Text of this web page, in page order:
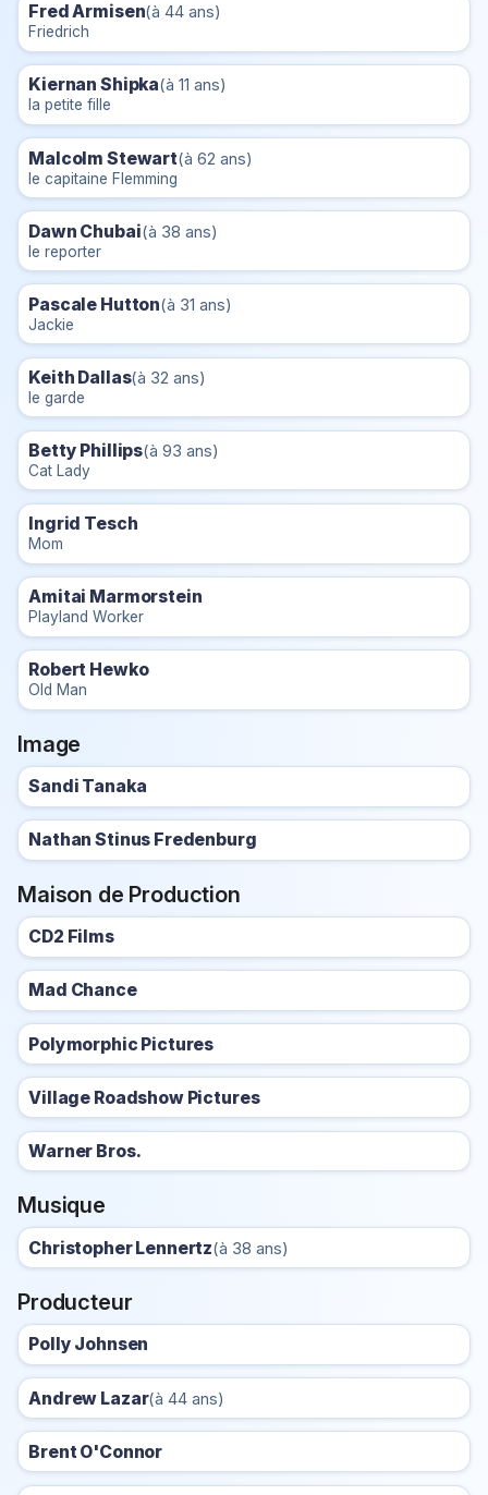
Fred Armisen(à 44 ans)
Friedrich
Kiernan Shipka(à 11 ans)
la petite fille
Malcolm Stewart(à 62 ans)
le capitaine Flemming
Dawn Chubai(à 38 ans)
le reporter
Pascale Hutton(à 31 ans)
Jackie
Keith Dallas(à 32 ans)
le garde
Betty Phillips(à 93 ans)
Cat Lady
Ingrid Tesch
Mom
Amitai Marmorstein
Playland Worker
Robert Hewko
Old Man
Image
Sandi Tanaka
Nathan Stinus Fredenburg
Maison de Production
CD2 Films
Mad Chance
Polymorphic Pictures
Village Roadshow Pictures
Warner Bros.
Musique
Christopher Lennertz(à 38 ans)
Producteur
Polly Johnsen
Andrew Lazar(à 44 ans)
Brent O'Connor